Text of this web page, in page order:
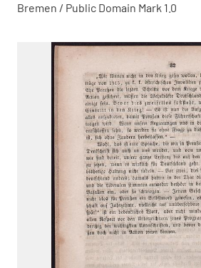
Bremen / Public Domain Mark 1.0